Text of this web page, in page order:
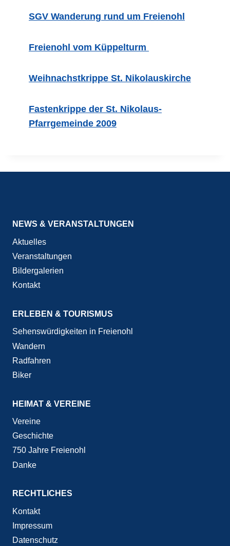
SGV Wanderung rund um Freienohl
Freienohl vom Küppelturm
Weihnachstkrippe St. Nikolauskirche
Fastenkrippe der St. Nikolaus-
Pfarrgemeinde 2009
NEWS & VERANSTALTUNGEN
Aktuelles
Veranstaltungen
Bildergalerien
Kontakt
ERLEBEN & TOURISMUS
Sehenswürdigkeiten in Freienohl
Wandern
Radfahren
Biker
HEIMAT & VEREINE
Vereine
Geschichte
750 Jahre Freienohl
Danke
RECHTLICHES
Kontakt
Impressum
Datenschutz